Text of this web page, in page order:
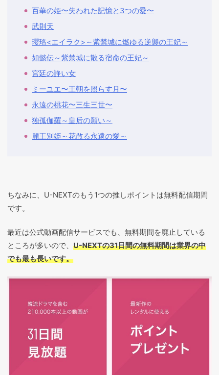
百華の姫〜失われた記憶と3つの愛〜
武則天
瓔珞<エイラク>～紫禁城に燃ゆる逆襲の王妃～
如懿伝～紫禁城に散る宿命の王妃～
宮廷の諍い女
ミーユエ〜王朝を照らす月〜
永遠の桃花〜三生三世〜
独孤伽羅～皇后の願い～
麗王別姫～花散る永遠の愛～
ちなみに、U-NEXTのもう1つの推しポイントは無料配信期間
です。
最近は公式動画配信サービスでも、無料期間を廃止している
ところが多いので、 U-NEXTの31日間の無料期間は業界の中
でも最も長いです。